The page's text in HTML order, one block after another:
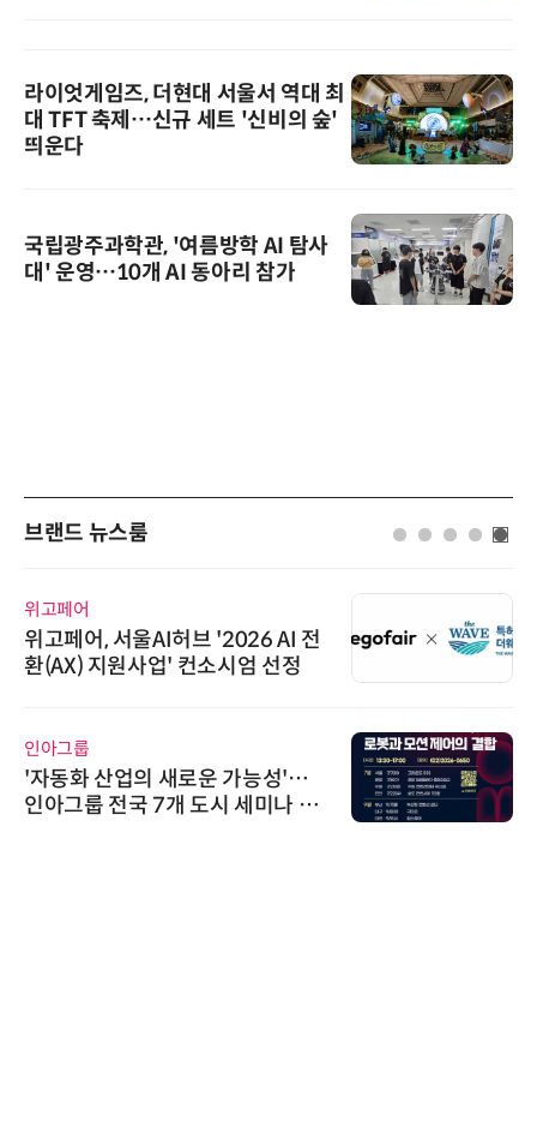
라이엇게임즈, 더현대 서울서 역대 최
대 TFT 축제…신규 세트 '신비의 숲'
띄운다
국립광주과학관, '여름방학 AI 탐사
대' 운영…10개 AI 동아리 참가
브랜드 뉴스룸
위고페어
위고페어, 서울AI허브 '2026 AI 전
환(AX) 지원사업' 컨소시엄 선정
인아그룹
'자동화 산업의 새로운 가능성'…
인아그룹 전국 7개 도시 세미나 페